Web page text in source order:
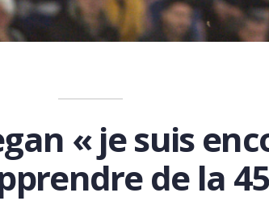
« je suis
de la